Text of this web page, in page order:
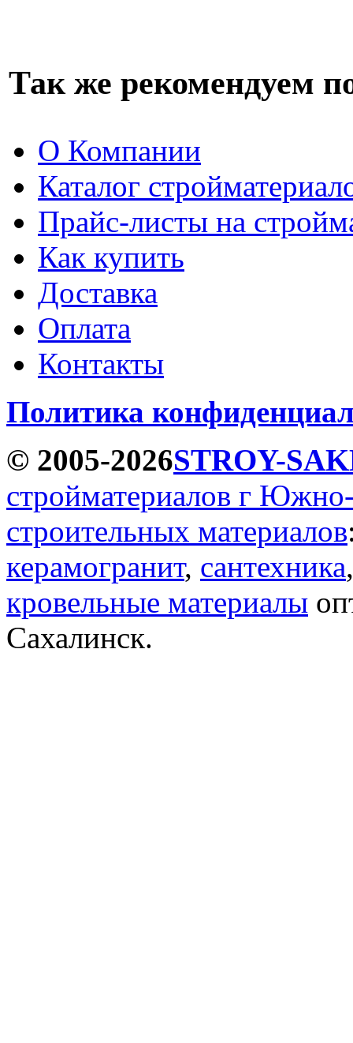
Так же рекомендуем
О Компании
Каталог
Прайс-листы на
Как купить
Доставка
Оплата
Контакты
Политика
© 2005-2026STROY-
стройматериалов г
строительных материалов
керамогранит, сантехника
кровельные материалы
Сахалинск.